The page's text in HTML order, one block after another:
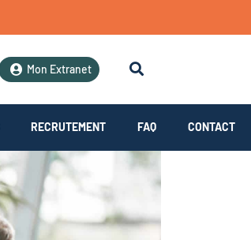
Mon Extranet
RECRUTEMENT FAQ CONTACT